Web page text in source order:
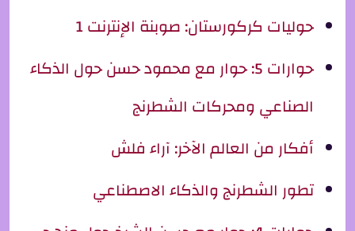
حوليات كركورستان: صوبنة الإنترنت 1
حوارات 5: حوار مع محمود حسن حول الذكاء
الصناعي ومحركات الشطرنج
أفكار من العالم الآخر: آراء فلش
تطور الشطرنج والذكاء الاصطناعي